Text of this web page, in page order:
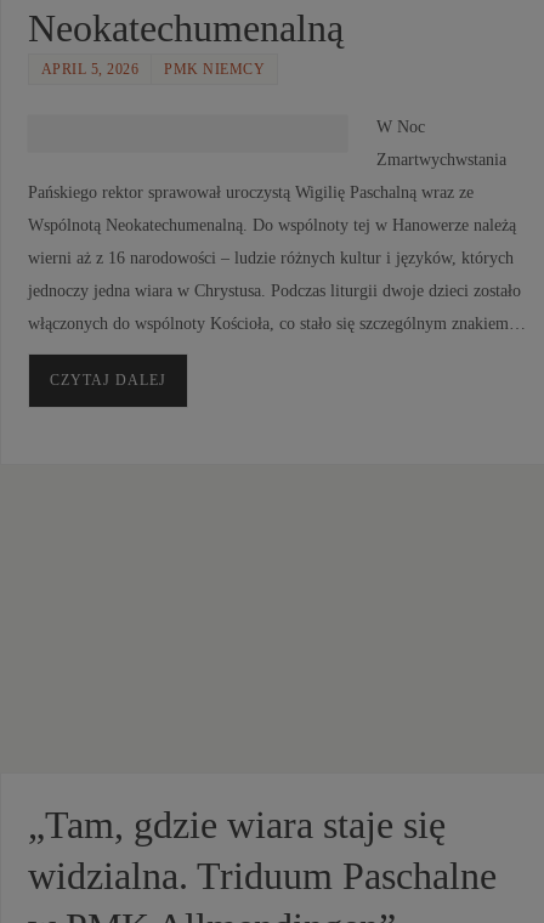
Neokatechumenalną
APRIL 5, 2026 PMK NIEMCY
W Noc
Zmartwychwstania
Pańskiego rektor sprawował uroczystą Wigilię Paschalną wraz ze
Wspólnotą Neokatechumenalną. Do wspólnoty tej w Hanowerze należą
wierni aż z 16 narodowości – ludzie różnych kultur i języków, których
jednoczy jedna wiara w Chrystusa. Podczas liturgii dwoje dzieci zostało
włączonych do wspólnoty Kościoła, co stało się szczególnym znakiem…
CZYTAJ DALEJ
„Tam, gdzie wiara staje się
widzialna. Triduum Paschalne